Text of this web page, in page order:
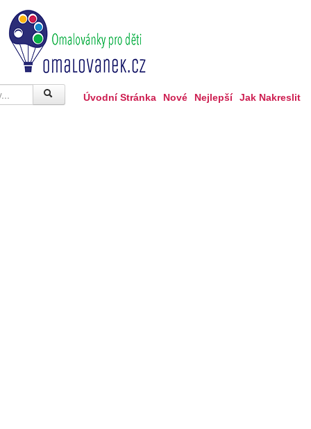
Úvodní Stránka Nové Nejlepší Jak Nakreslit